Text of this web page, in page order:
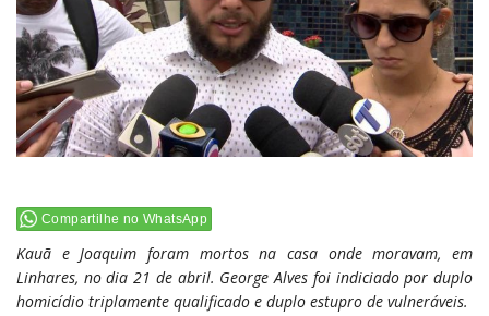
Compartilhe no WhatsApp
Kauã e Joaquim foram mortos na casa onde moravam, em
Linhares, no dia 21 de abril. George Alves foi indiciado por duplo
homicídio triplamente qualificado e duplo estupro de vulneráveis.